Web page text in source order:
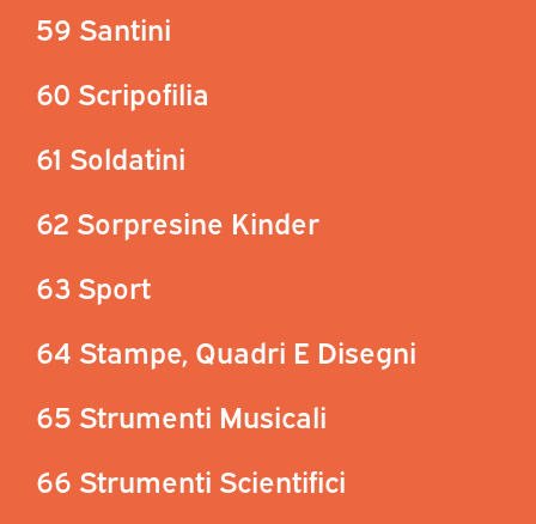
59 Santini
60 Scripofilia
61 Soldatini
62 Sorpresine Kinder
63 Sport
64 Stampe, Quadri E Disegni
65 Strumenti Musicali
66 Strumenti Scientifici